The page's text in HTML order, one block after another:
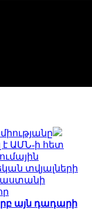
է ԱՄՆ-ի հետ
տվյալների
այն դադարի